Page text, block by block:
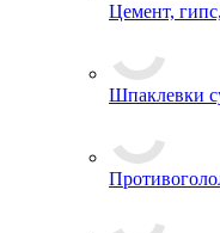
Цемент,
Шпаклевки